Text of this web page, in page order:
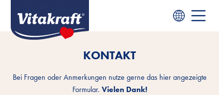
KONTAKT
Bei Fragen oder Anmerkungen nutze gerne das hier angezeigte
Formular. Vielen Dank!